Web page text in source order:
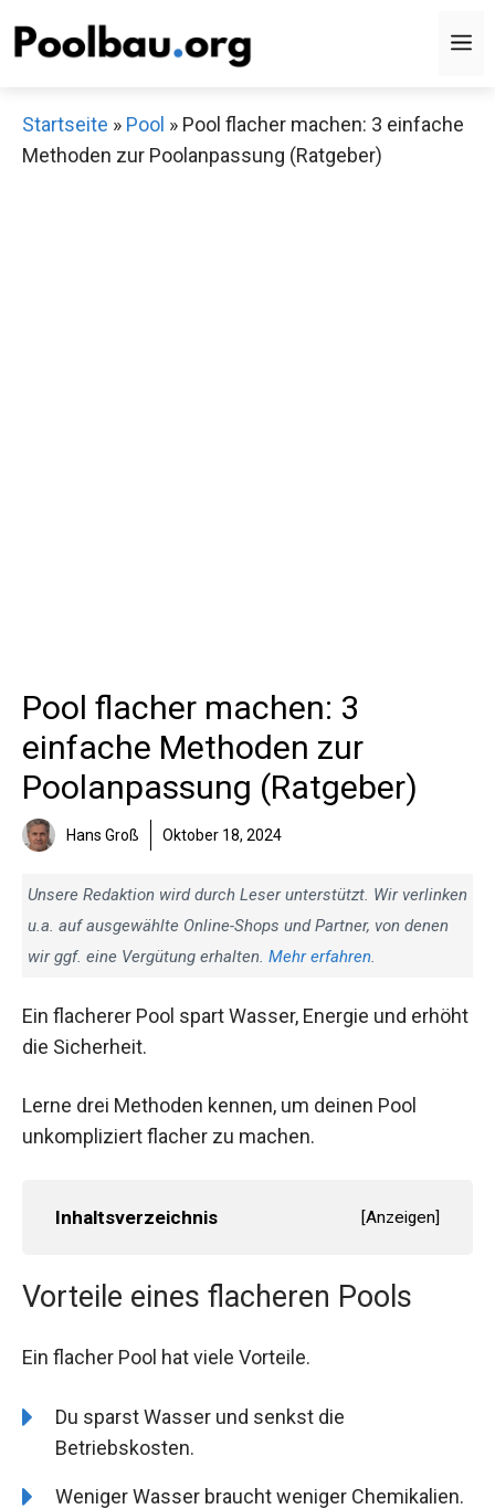
Inhalt
Startseite » Pool » Pool flacher machen: 3 einfache
Methoden zur Poolanpassung (Ratgeber)
Pool flacher machen: 3
einfache Methoden zur
Poolanpassung (Ratgeber)
Hans Groß Oktober 18, 2024
Unsere Redaktion wird durch Leser unterstützt. Wir verlinken
u.a. auf ausgewählte Online-Shops und Partner, von denen
wir ggf. eine Vergütung erhalten. Mehr erfahren.
Ein flacherer Pool spart Wasser, Energie und erhöht
die Sicherheit.
Lerne drei Methoden kennen, um deinen Pool
unkompliziert flacher zu machen.
Inhaltsverzeichnis [Anzeigen]
Vorteile eines flacheren Pools
Ein flacher Pool hat viele Vorteile.
Du sparst Wasser und senkst die
Betriebskosten.
Weniger Wasser braucht weniger Chemikalien.